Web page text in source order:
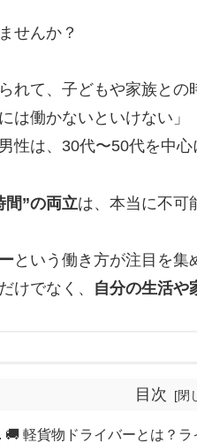
せんか？
れて、子どもや家族との
は働かないといけない」
性は、30代〜50代を中心
間”の両立は、本当に不可
という働き方が注目を集
けでなく、 自分の生活や
目次
🚚 軽貨物ドライバーとは？